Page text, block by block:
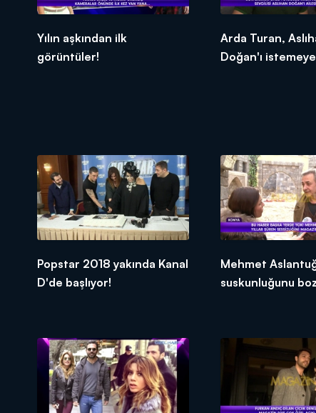
Yılın aşkından ilk
görüntüler!
Arda Turan,
Doğan'ı
Popstar 2018 yakında Kanal
D'de başlıyor!
Mehmet
suskunluğunu